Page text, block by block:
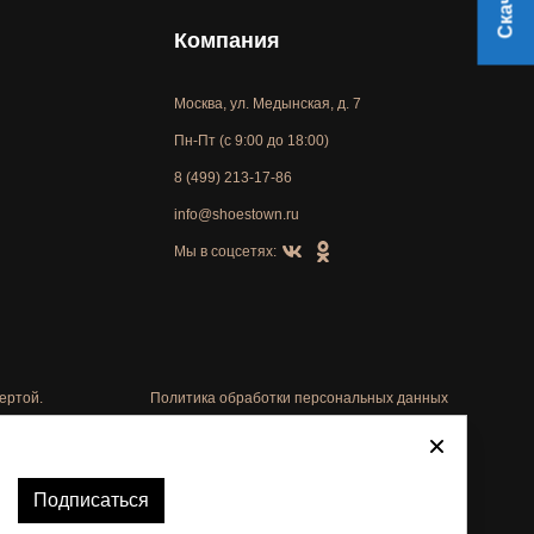
Компания
Москва, ул. Медынская, д. 7
Пн-Пт (с 9:00 до 18:00)
8 (499) 213-17-86
info@shoestown.ru
Мы в соцсетях:
Политика обработки персональных данных
Автоматизировано -
Подписаться